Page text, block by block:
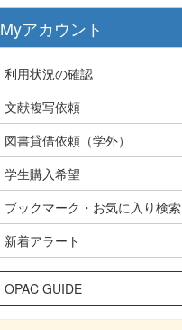
Myアカウント
利用状況の確認
文献複写依頼
図書貸借依頼（学外）
学生購入希望
ブックマーク・お気に入り検索
新着アラート
OPAC GUIDE